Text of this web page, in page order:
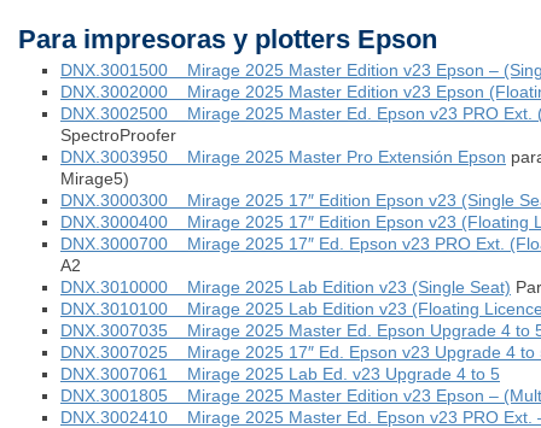
Para impresoras y plotters Epson
DNX.3001500 Mirage 2025 Master Edition v23 Epson –
DNX.3002000 Mirage 2025 Master Edition v23 Epson
DNX.3002500 Mirage 2025 Master Ed. Epson v23 PRO Ext.
SpectroProofer
DNX.3003950 Mirage 2025 Master Pro Extensión Epson
Mirage5)
DNX.3000300 Mirage 2025 17″ Edition Epson v23 (Single
DNX.3000400 Mirage 2025 17″ Edition Epson v23 (Floating
DNX.3000700 Mirage 2025 17″ Ed. Epson v23 PRO Ext.
A2
DNX.3010000 Mirage 2025 Lab Edition v23 (Single Seat)
DNX.3010100 Mirage 2025 Lab Edition v23 (Floating
DNX.3007035 Mirage 2025 Master Ed. Epson Upgrade 4 to
DNX.3007025 Mirage 2025 17″ Ed. Epson v23 Upgrade 4 to
DNX.3007061 Mirage 2025 Lab Ed. v23 Upgrade 4 to 5
DNX.3001805 Mirage 2025 Master Edition v23 Epson –
DNX.3002410 Mirage 2025 Master Ed. Epson v23 PRO Ext.